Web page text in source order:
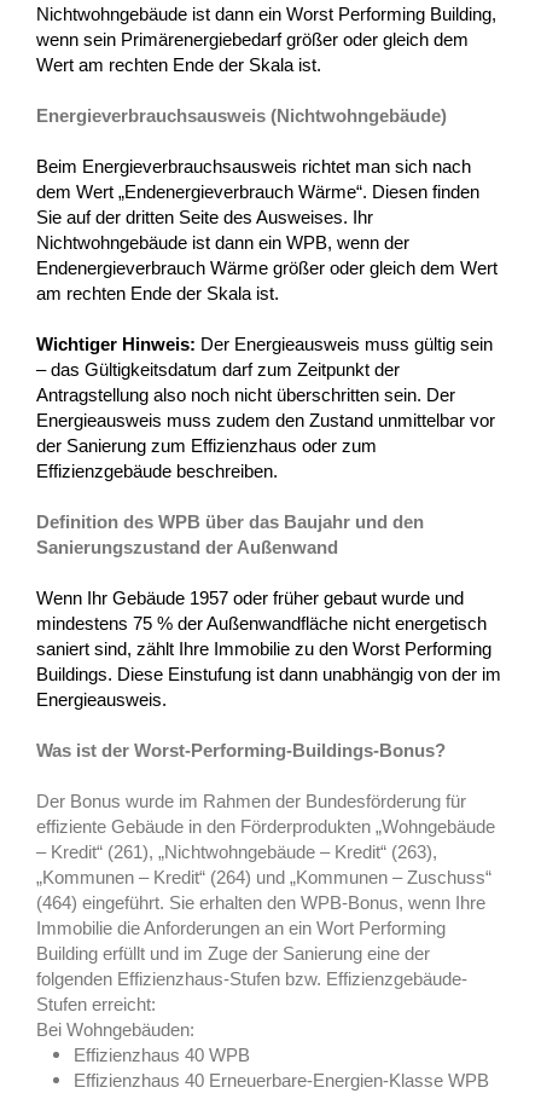
Nichtwohngebäude ist dann ein Worst Performing Building,
wenn sein Primärenergiebedarf größer oder gleich dem
Wert am rechten Ende der Skala ist.
Energieverbrauchsausweis (Nichtwohngebäude)
Beim Energieverbrauchsausweis richtet man sich nach
dem Wert „Endenergieverbrauch Wärme“. Diesen finden
Sie auf der dritten Seite des Ausweises. Ihr
Nichtwohngebäude ist dann ein WPB, wenn der
Endenergieverbrauch Wärme größer oder gleich dem Wert
am rechten Ende der Skala ist.
Wichtiger Hinweis: Der Energieausweis muss gültig sein
– das Gültigkeitsdatum darf zum Zeitpunkt der
Antragstellung also noch nicht überschritten sein. Der
Energieausweis muss zudem den Zustand unmittelbar vor
der Sanierung zum Effizienzhaus oder zum
Effizienzgebäude beschreiben.
Definition des WPB über das Baujahr und den
Sanierungszustand der Außenwand
Wenn Ihr Gebäude 1957 oder früher gebaut wurde und
mindestens 75 % der Außen­wand­fläche nicht energetisch
saniert sind, zählt Ihre Immobilie zu den Worst Performing
Buildings. Diese Einstufung ist dann unabhängig von der im
Energie­ausweis.
Was ist der Worst-Performing-Buildings-Bonus?
Der Bonus wurde im Rahmen der Bundesförderung für
effiziente Gebäude in den Förderprodukten „Wohngebäude
– Kredit“ (261), „Nichtwohngebäude – Kredit“ (263),
„Kommunen – Kredit“ (264) und „Kommunen – Zuschuss“
(464) eingeführt. Sie erhalten den WPB-Bonus, wenn Ihre
Immobilie die Anforderungen an ein Wort Performing
Building erfüllt und im Zuge der Sanierung eine der
folgenden Effizienzhaus-Stufen bzw. Effizienzgebäude-
Stufen erreicht:
Bei Wohngebäuden:
Effizienzhaus 40 WPB
Effizienzhaus 40 Erneuerbare-Energien-Klasse WPB